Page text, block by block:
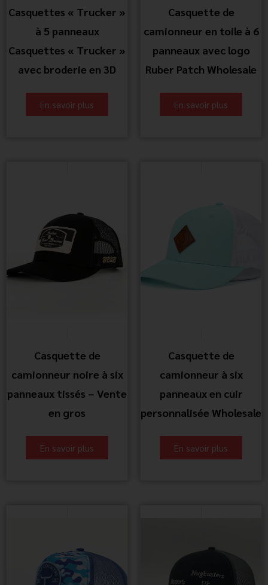
Casquettes « Trucker »
à 5 panneaux
Casquettes « Trucker »
avec broderie en 3D
En savoir plus
Casquette de
camionneur en toile à 6
panneaux avec logo
Ruber Patch Wholesale
En savoir plus
Casquette de
camionneur noire à six
panneaux tissés – Vente
en gros
En savoir plus
Casquette de
camionneur à six
panneaux en cuir
personnalisée Wholesale
En savoir plus